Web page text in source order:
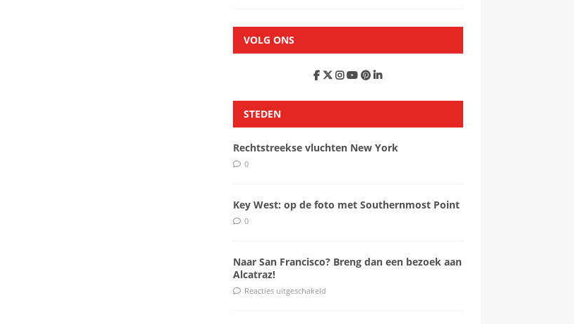
VOLG ONS
STEDEN
Rechtstreekse vluchten New York
0
Key West: op de foto met Southernmost Point
0
Naar San Francisco? Breng dan een bezoek aan
Alcatraz!
Reacties uitgeschakeld